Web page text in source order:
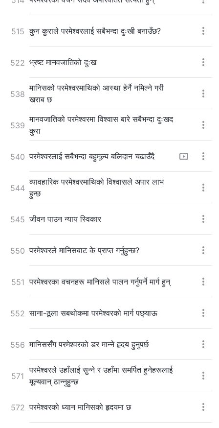
515 कुन कुराले परमेश्‍वरलाई सबैभन्दा दुःखी बनाउँछ?
522 भ्रष्ट मानवजातिको दुःख
538
मानिसको परमेश्‍वरमाथिको आस्था हेर्नै नमिल्ने गरी
खराब छ
539
मानवजातिको परमेश्‍वरमा विश्‍वास बारे सबैभन्दा दुःखद
कुरा
540 परमेश्‍वरलाई सबैभन्दा बहुमूल्य बलिदान चढाउँदै
544
व्यावहारिक परमेश्‍वरमाथिको विश्‍वासले अपार लाभ
हुन्छ
545 जीवन पाउन न्याय स्विकार
550 परमेश्‍वरले मानिसबाट के प्राप्त गर्नुहुन्छ?
551 परमेश्‍वरका वचनहरू मानिसले पालन गर्नुपर्ने मार्ग हुन्
552 साना-ठूला सबथोकमा परमेश्‍वरको मार्ग पछ्याऊ
556 मानिससँग परमेश्‍वरको डर मान्ने हृदय हुनुपर्छ
571
परमेश्‍वरले उहाँलाई सुन्ने र उहाँमा समर्पित हुनेहरूलाई
मूल्यवान् ठान्नुहुन्छ
572 परमेश्‍वरको ध्यान मानिसको हृदयमा छ